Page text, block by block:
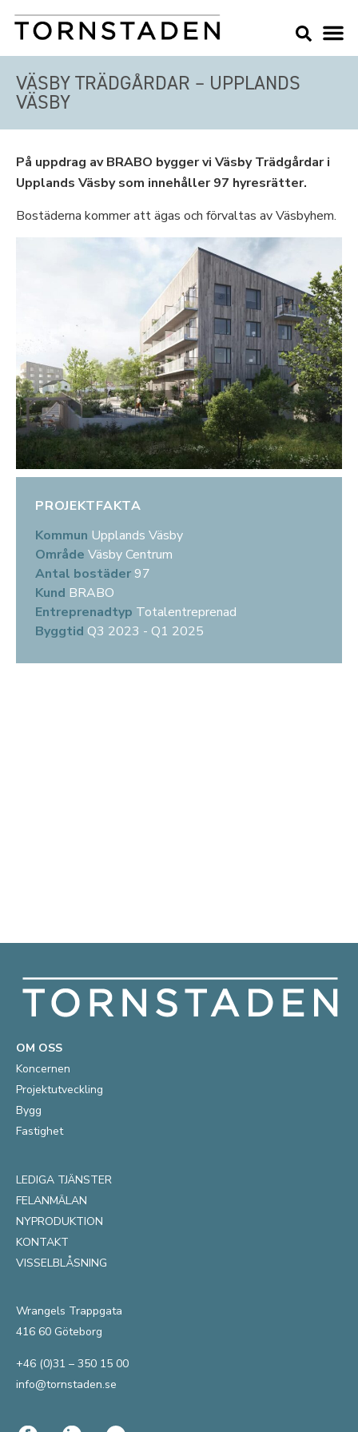
VÄSBY TRÄDGÅRDAR – UPPLANDS
VÄSBY
På uppdrag av BRABO bygger vi Väsby Trädgårdar i
Upplands Väsby som innehåller 97 hyresrätter.
Bostäderna kommer att ägas och förvaltas av Väsbyhem.
PROJEKTFAKTA
Kommun Upplands Väsby
Område Väsby Centrum
Antal bostäder 97
Kund BRABO
Entreprenadtyp Totalentreprenad
Byggtid Q3 2023 - Q1 2025
OM OSS
Koncernen
Projektutveckling
Bygg
Fastighet
LEDIGA TJÄNSTER
FELANMÄLAN
NYPRODUKTION
KONTAKT
VISSELBLÅSNING
Wrangels Trappgata
416 60 Göteborg
+46 (0)31 – 350 15 00
info@tornstaden.se